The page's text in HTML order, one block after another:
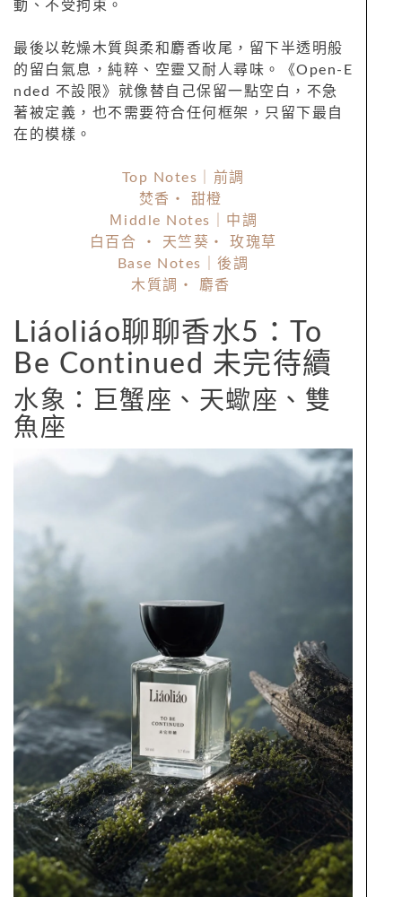
動、不受拘束。
最後以乾燥木質與柔和麝香收尾，留下半透明般
的留白氣息，純粹、空靈又耐人尋味。《Open-E
nded 不設限》就像替自己保留一點空白，不急
著被定義，也不需要符合任何框架，只留下最自
在的模樣。
Top Notes｜前調
焚香・ 甜橙
Ｍiddle Notes｜中調
白百合 ・ 天竺葵・ 玫瑰草
Base Notes｜後調
木質調・ 麝香
Liáoliáo聊聊香水5：To
Be Continued 未完待續
水象：巨蟹座、天蠍座、雙
魚座